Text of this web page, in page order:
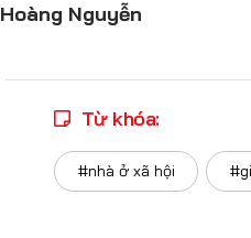
Hoàng Nguyễn
Từ khóa:
#nhà ở xã hội